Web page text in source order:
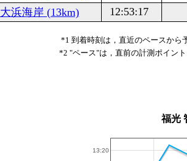
大浜海岸 (13km)
12:53:17
*1 到着時刻は，直近のペースから
*2 "ペース"は，直前の計測ポイン
福光